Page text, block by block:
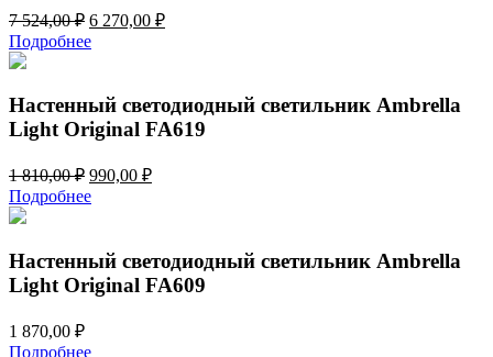
7 524,00₽ Первоначальная
цена
составляла
524,00 ₽.
6 270,00 ₽Текущая
Подробнее
Настенный светодиодный светильник Ambrella
Light Original FA619
1 810,00₽ Первоначальная
цена
составляла
810,00 ₽.
990,00 ₽Текущая
Подробнее
Настенный светодиодный светильник Ambrella
Light Original FA609
1 870,00 ₽
Подробнее